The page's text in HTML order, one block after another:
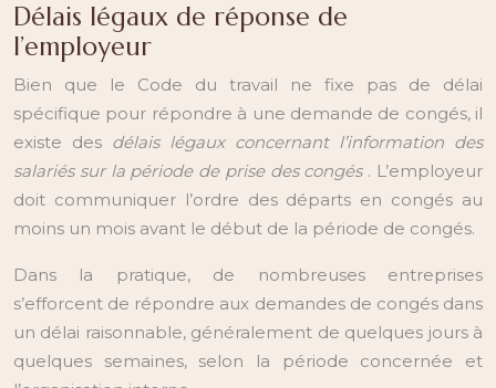
Délais légaux de réponse de
l’employeur
Bien que le Code du travail ne fixe pas de délai
spécifique pour répondre à une demande de congés, il
existe des délais légaux concernant l’information des
salariés sur la période de prise des congés . L’employeur
doit communiquer l’ordre des départs en congés au
moins un mois avant le début de la période de congés.
Dans la pratique, de nombreuses entreprises
s’efforcent de répondre aux demandes de congés dans
un délai raisonnable, généralement de quelques jours à
quelques semaines, selon la période concernée et